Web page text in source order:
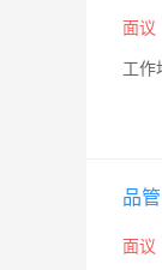
面议
工作
品管
面议